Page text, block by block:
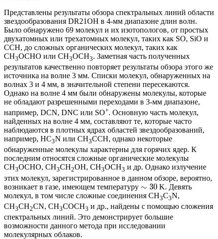
Представлены результаты обзора спектральных линий области
звездообразования DR21OH в 4-мм диапазоне длин волн.
Было обнаружено 69 молекул и их изотопологов, от простых
двухатомных или трехатомных молекул, таких как SO, SiO и
CCH, до сложных органических молекул, таких как
CH3OCHO или CH3OCH3. Заметная часть полученных
результатов качественно повторяет результаты обзора этого же
источника на волне 3 мм. Списки молекул, обнаруженных на
волнах 3 и 4 мм, в значительной степени пересекаются.
Однако на волне 4 мм были обнаружены молекулы, которые
не обладают разрешенными переходами в 3-мм диапазоне,
например, DCN, DNC или SO+. Основную часть молекул,
найденных на волне 4 мм, составляют те, которые часто
наблюдаются в плотных ядрах областей звездообразований,
например, HC3N или CH3CCH, однако некоторые
обнаруженные молекулы характерны для горячих ядер. К
последним относятся сложные органические молекулы
CH3OCHO, CH3CH2OH, CH3OCH3 и др. Однако излучение
этих молекул, зарегистрированное в данном обзоре, вероятно,
возникает в газе, имеющем температуру ∼ 30 K. Девять
молекул, в том числе сложные соединения CH3C3N,
CH3CH2CN, CH3COCH3 и др., найдены с помощью сложения
спектральных линий. Это демонстрирует большие
возможности данного метода при исследовании
молекулярных облаков.